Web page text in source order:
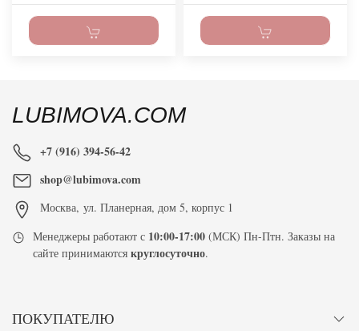
LUBIMOVA.COM
+7 (916) 394-56-42
shop@lubimova.com
Москва, ул. Планерная, дом 5, корпус 1
Менеджеры работают с 10:00-17:00 (МСК) Пн-Птн. Заказы на
сайте принимаютсякруглосуточно.
ПОКУПАТЕЛЮ